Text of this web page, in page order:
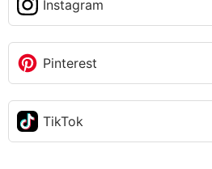
Instagram
Pinterest
TikTok